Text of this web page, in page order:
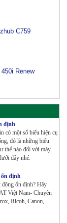
Renew
Renew
Renew
định
có một số biểu hiện cụ
đó là những biểu
thế nào đối với máy
đây nhé.
ổn định
động ổn định? Hãy
Việt Nam- Chuyên
Ricoh, Canon,